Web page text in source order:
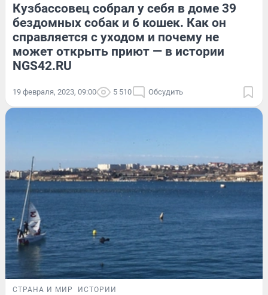
Кузбассовец собрал у себя в доме 39
бездомных собак и 6 кошек. Как он
справляется с уходом и почему не
может открыть приют — в истории
NGS42.RU
19 февраля, 2023, 09:00 5 510 Обсудить
СТРАНА И МИР ИСТОРИИ